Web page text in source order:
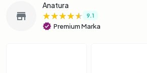
store
Anatura
★★★★★
★★★★★
★★★★★ 9.1
verified Premium Marka